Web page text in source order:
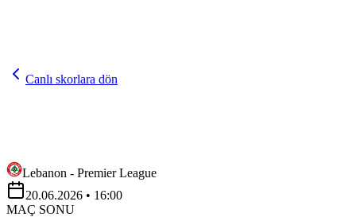
Canlı skorlara dön
Lebanon - Premier League
20.06.2026 • 16:00
MAÇ SONU